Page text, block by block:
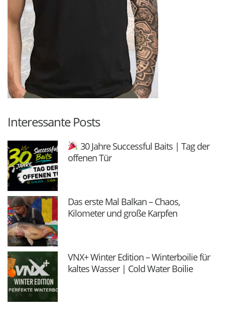
Interessante Posts
30 Jahre Successful Baits | Tag der
offenen Tür
Das erste Mal Balkan – Chaos,
Kilometer und große Karpfen
VNX+ Winter Edition – Winterboilie für
kaltes Wasser | Cold Water Boilie